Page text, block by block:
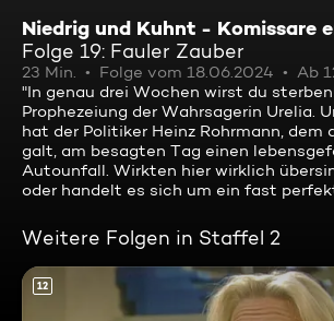
Niedrig und Kuhnt - Komissare
Folge 19: Fauler Zauber
23 Min. Folge vom 18.06.2024
Ab
"In genau drei Wochen wirst du
Prophezeiung der Wahrsagerin Urelia.
hat der Politiker Heinz Rohrmann, dem
galt, am besagten Tag einen
Autounfall. Wirkten hier wirklich
oder handelt es sich um ein fast
Weitere Folgen in Staffel 2
12